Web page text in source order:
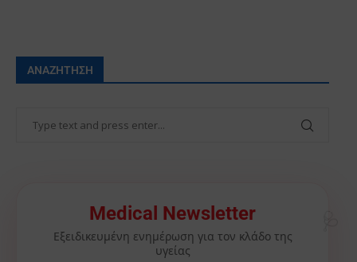
ΑΝΑΖΉΤΗΣΗ
Medical Newsletter
Εξειδικευμένη ενημέρωση για τον κλάδο της
υγείας